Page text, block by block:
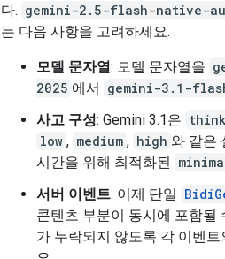
다. gemini-2.5-flash-native-
는 다음 사항을 고려하세요.
모델 문자열: 모델 문자열을
2025 에서 gemini-3.1-
사고 구성: Gemini 3.1은
low , medium , high 와 같은
시간을 위해 최적화된
서버 이벤트: 이제 단일
콘텐츠 부분이 동시에 포함될
가 누락되지 않도록 각 이벤